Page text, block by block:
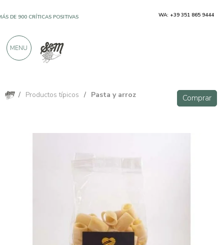
/ Productos típicos / Pasta y arroz Comprar
DE 900 CRÍTICAS POSITIVAS WA: +39 351 865 9444
MENU